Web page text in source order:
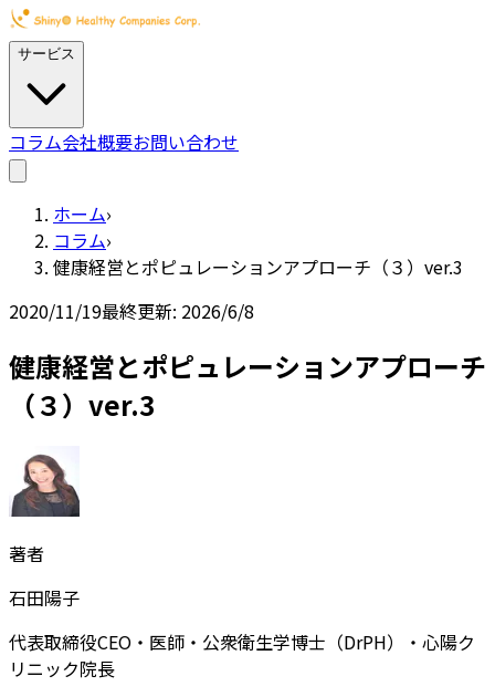
サービス
コラム会社概要お問い合わせ
ホーム›
コラム›
健康経営とポピュレーションアプローチ（３）ver.3
2020/11/19最終更新: 2026/6/8
健康経営とポピュレーションアプローチ
（３）ver.3
著者
石田陽子
代表取締役CEO・医師・公衆衛生学博士（DrPH）・心陽ク
リニック院長